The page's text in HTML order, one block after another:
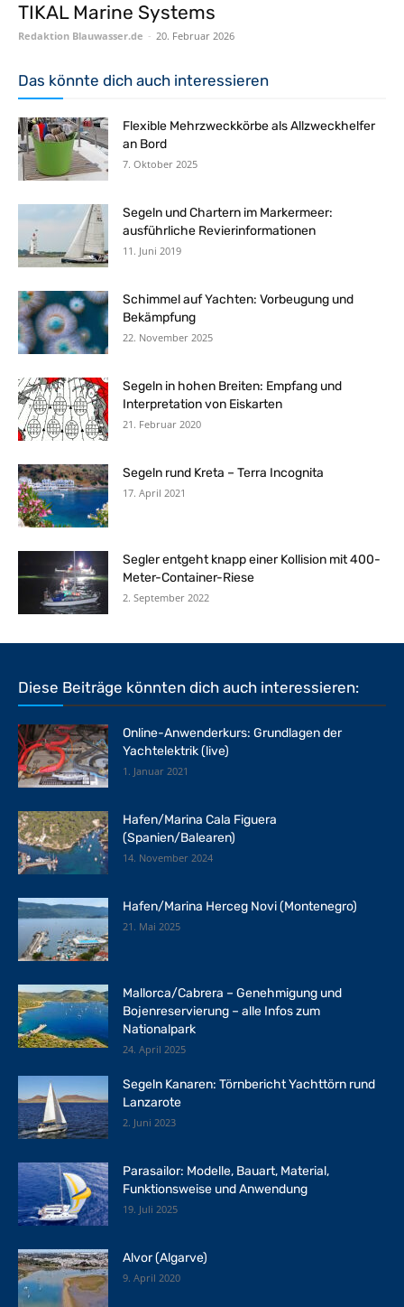
TIKAL Marine Systems
Redaktion Blauwasser.de - 20. Februar 2026
Das könnte dich auch interessieren
Flexible Mehrzweckkörbe als Allzweckhelfer
an Bord
7. Oktober 2025
Segeln und Chartern im Markermeer:
ausführliche Revierinformationen
11. Juni 2019
Schimmel auf Yachten: Vorbeugung und
Bekämpfung
22. November 2025
Segeln in hohen Breiten: Empfang und
Interpretation von Eiskarten
21. Februar 2020
Segeln rund Kreta – Terra Incognita
17. April 2021
Segler entgeht knapp einer Kollision mit 400-
Meter-Container-Riese
2. September 2022
Diese Beiträge könnten dich auch interessieren:
Online-Anwenderkurs: Grundlagen der
Yachtelektrik (live)
1. Januar 2021
Hafen/Marina Cala Figuera
(Spanien/Balearen)
14. November 2024
Hafen/Marina Herceg Novi (Montenegro)
21. Mai 2025
Mallorca/Cabrera – Genehmigung und
Bojenreservierung – alle Infos zum
Nationalpark
24. April 2025
Segeln Kanaren: Törnbericht Yachttörn rund
Lanzarote
2. Juni 2023
Parasailor: Modelle, Bauart, Material,
Funktionsweise und Anwendung
19. Juli 2025
Alvor (Algarve)
9. April 2020